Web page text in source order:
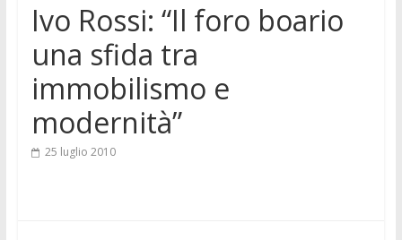
Ivo Rossi: “Il foro boario
una sfida tra
immobilismo e
modernità”
25 luglio 2010